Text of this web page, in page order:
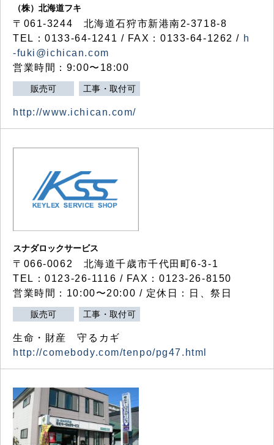
（株）北海道フキ
〒061-3244 北海道石狩市新港南2-3718-8
TEL：0133-64-1241 / FAX：0133-64-1262 / h
-fuki@ichican.com
営業時間：9:00〜18:00
販売可 工事・取付可
http://www.ichican.com/
スナダロックサービス
〒066-0062 北海道千歳市千代田町6-3-1
TEL：0123-26-1116 / FAX：0123-26-8150
営業時間：10:00〜20:00 / 定休日：日、祭日
販売可 工事・取付可
生命・財産 守るカギ
http://comebody.com/tenpo/pg47.html